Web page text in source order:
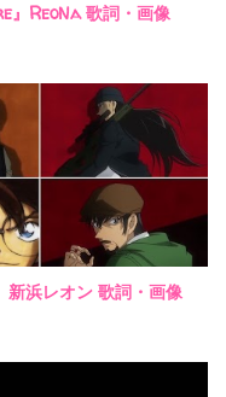
』ReoNa 歌詞・画像
浜レオン 歌詞・画像